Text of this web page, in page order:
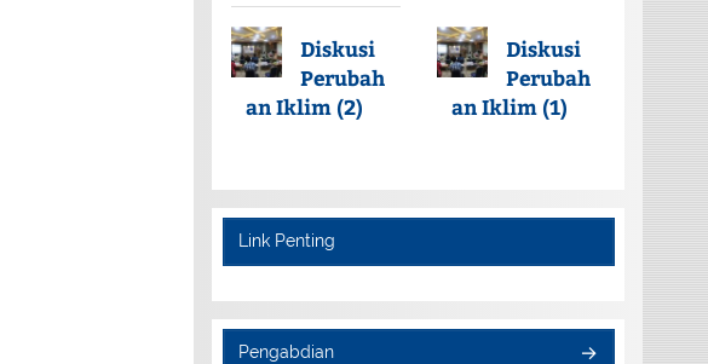
Diskusi
Perubah
an Iklim (2)
Diskusi
Perubah
an Iklim (1)
Link Penting
Pengabdian